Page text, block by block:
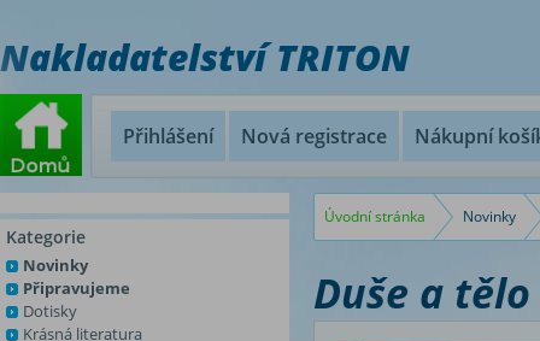
Nakladatelství TRITON
Přihlášení Nová registrace Nákupní
Kategorie
Novinky
Připravujeme
Dotisky
Krásná literatura
Úvodní stránka Novinky
Duše a